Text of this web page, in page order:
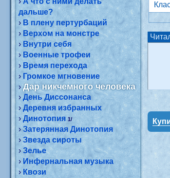
дальше?
› В плену пертурбаций
›Верхом на монстре
› Внутри себя
›Военные трофеи
›Время перехода
› Громкое мгновение
›Дар никчемного человека
›День Диссонанса
›Деревня избранных
›Динотопия 1/
›Затерянная Динотопия
›Звезда сироты
›Зелье
› Инфернальная музыка
›Квози